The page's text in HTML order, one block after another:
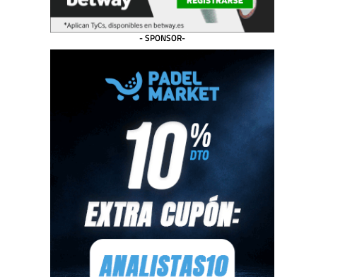
- SPONSOR-